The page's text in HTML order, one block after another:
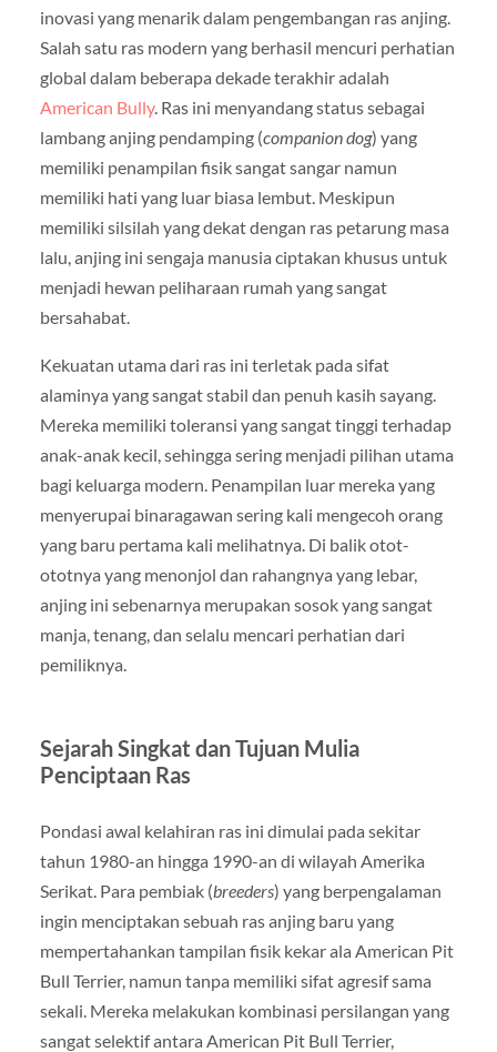
inovasi yang menarik dalam pengembangan ras anjing.
Salah satu ras modern yang berhasil mencuri perhatian
global dalam beberapa dekade terakhir adalah
American Bully. Ras ini menyandang status sebagai
lambang anjing pendamping (companion dog) yang
memiliki penampilan fisik sangat sangar namun
memiliki hati yang luar biasa lembut. Meskipun
memiliki silsilah yang dekat dengan ras petarung masa
lalu, anjing ini sengaja manusia ciptakan khusus untuk
menjadi hewan peliharaan rumah yang sangat
bersahabat.
Kekuatan utama dari ras ini terletak pada sifat
alaminya yang sangat stabil dan penuh kasih sayang.
Mereka memiliki toleransi yang sangat tinggi terhadap
anak-anak kecil, sehingga sering menjadi pilihan utama
bagi keluarga modern. Penampilan luar mereka yang
menyerupai binaragawan sering kali mengecoh orang
yang baru pertama kali melihatnya. Di balik otot-
ototnya yang menonjol dan rahangnya yang lebar,
anjing ini sebenarnya merupakan sosok yang sangat
manja, tenang, dan selalu mencari perhatian dari
pemiliknya.
Sejarah Singkat dan Tujuan Mulia
Penciptaan Ras
Pondasi awal kelahiran ras ini dimulai pada sekitar
tahun 1980-an hingga 1990-an di wilayah Amerika
Serikat. Para pembiak (breeders) yang berpengalaman
ingin menciptakan sebuah ras anjing baru yang
mempertahankan tampilan fisik kekar ala American Pit
Bull Terrier, namun tanpa memiliki sifat agresif sama
sekali. Mereka melakukan kombinasi persilangan yang
sangat selektif antara American Pit Bull Terrier,